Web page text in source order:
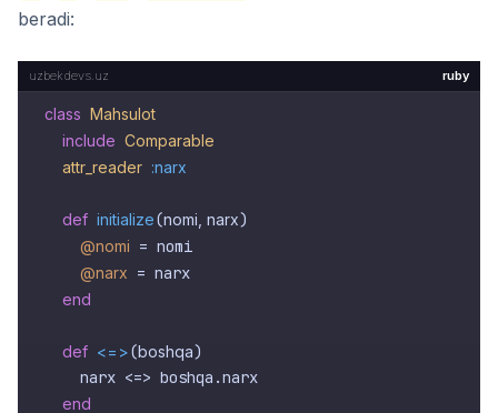
beradi:
ruby
class Mahsulot
include Comparable
attr_reader :narx
def initialize(nomi, narx)
@nomi = nomi
@narx = narx
end
def <=>(boshqa)
    narx <=> boshqa.narx
end